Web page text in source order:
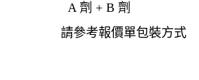
A 劑 + B 劑
請參考報價單包裝方式